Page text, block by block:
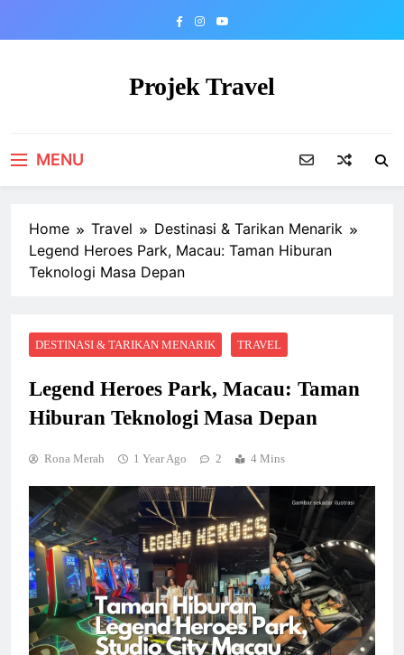
Projek Travel
MENU
Home Travel
Destinasi & Tarikan Menarik
Legend Heroes Park, Macau: Taman Hiburan
Teknologi Masa Depan
DESTINASI & TARIKAN MENARIK TRAVEL
Legend Heroes Park, Macau: Taman
Hiburan Teknologi Masa Depan
Rona Merah 1 Year Ago 2 4 Mins